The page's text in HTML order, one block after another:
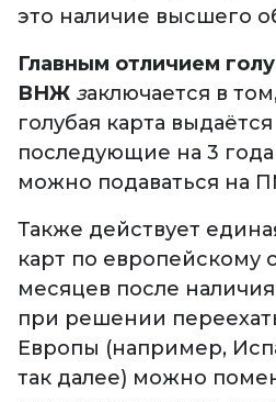
это наличие высшего
Главным отличием
ВНЖ заключается в
голубая карта
последующие на 3 года
можно подаваться на
Также действует
карт по европейскому
месяцев после
при решении
Европы (например,
так далее) можно